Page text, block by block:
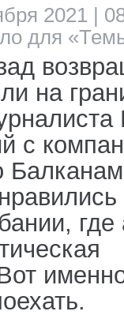
2021 |
для
на
с
где